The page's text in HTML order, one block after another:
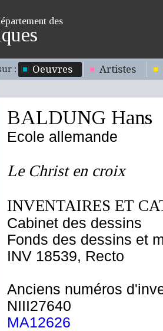
des
: Oeuvres Artistes
BALDUNG Hans
Ecole allemande
Le Christ en croix
INVENTAIRES ET
Cabinet des dessins
Fonds des dessins et
INV 18539, Recto
Anciens numéros
NIII27640
MA12626